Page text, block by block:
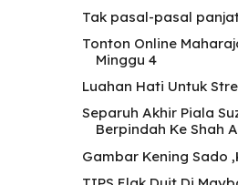
Tak pasal-pasal
Tonton Online
Minggu 4
Luahan Hati Untuk
Separuh Akhir Piala
Berpindah Ke Shah
Gambar Kening Sado